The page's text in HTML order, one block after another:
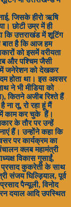
जिसके हीरो ऋषि
छोटी उम्र में ही
उत्तराखंड में शूटिंग
बात है कि आज हम
को इसमें वरीयता
और पश्चिम जैसी
जनेरेशन को देखकर
दम होता था। इस अवसर
ने भी मीडिया को
कितने अजीब रिश्ते हैं
तू, रो रहा हूं मैं
में काम कर चुके हैं।
के तौर पर उन्हें
हैं। उन्होंने कहा कि
पर कार्यक्रम का
क्लब महामंत्री
विकास गुसाईं,
प्रसाद कुकरेती के साथ
संजय घिल्ड़ियाल, पूर्व
पैन्यूली, विनोद
दयाल आदि उपस्थित